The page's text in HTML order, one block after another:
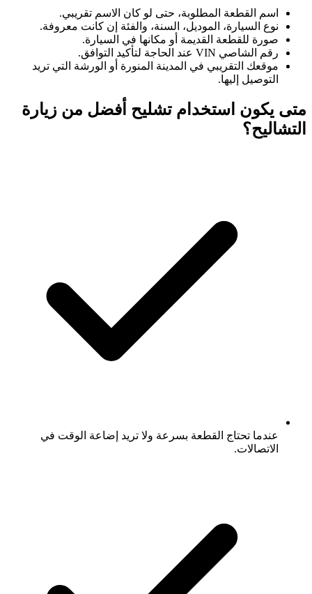
اسم القطعة المطلوبة، حتى لو كان الاسم تقريبي.
نوع السيارة، الموديل، السنة، والفئة إن كانت معروفة.
صورة للقطعة القديمة أو مكانها في السيارة.
رقم الشاصي VIN عند الحاجة لتأكيد التوافق.
موقعك التقريبي في المدينة المنورة أو الورشة التي تريد
التوصيل إليها.
متى يكون استخدام تشليح أفضل من زيارة
التشاليح؟
عندما تحتاج القطعة بسرعة ولا تريد إضاعة الوقت في
الاتصالات.